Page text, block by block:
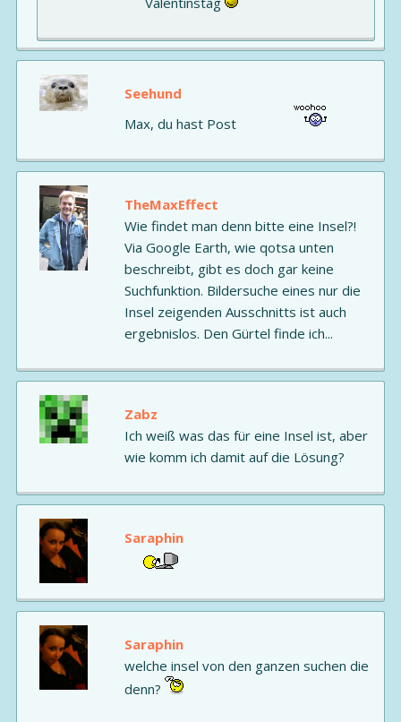
Seehund
Max, du hast Post
TheMaxEffect
Wie findet man denn bitte eine Insel?!
Via Google Earth, wie qotsa unten
beschreibt, gibt es doch gar keine
Suchfunktion. Bildersuche eines nur die
Insel zeigenden Ausschnitts ist auch
ergebnislos. Den Gürtel finde ich...
Zabz
Ich weiß was das für eine Insel ist, aber
wie komm ich damit auf die Lösung?
Saraphin
Saraphin
welche insel von den ganzen suchen die
denn?